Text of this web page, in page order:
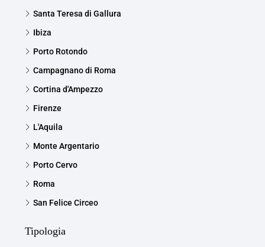
Santa Teresa di Gallura
Ibiza
Porto Rotondo
Campagnano di Roma
Cortina d'Ampezzo
Firenze
L'Aquila
Monte Argentario
Porto Cervo
Roma
San Felice Circeo
Tipologia